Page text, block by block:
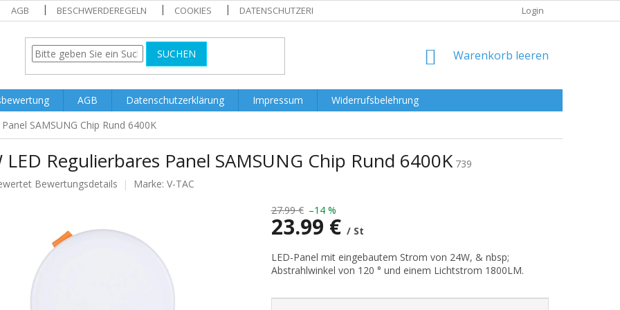
AGB BESCHWERDEREGELN COOKIES DATENSCHUTZERKLÄRUNG Login
SUCHEN WARENKORB
Warenkorb leeren
AGB Datenschutzerklärung Impressum
Widerrufsbelehrung
SAMSUNG Chip Rund 6400K
LED Regulierbares Panel SAMSUNG Chip Rund 6400K 739
Bewertungsdetails Marke: V-TAC
27.99 € –14 %
23.99 € / St
Verkaufspreis:
LED-Panel mit eingebautem Strom von 24W, & nbsp;
Abstrahlwinkel von 120 ° und einem Lichtstrom 1800LM.